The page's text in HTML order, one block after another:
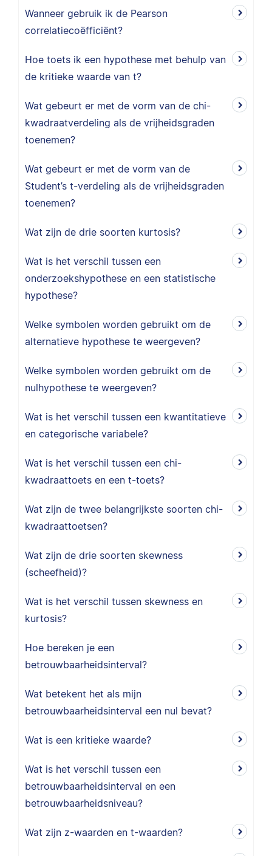
Wanneer gebruik ik de Pearson
correlatiecoëfficiënt?
Hoe toets ik een hypothese met behulp van
de kritieke waarde van t?
Wat gebeurt er met de vorm van de chi-
kwadraatverdeling als de vrijheidsgraden
toenemen?
Wat gebeurt er met de vorm van de
Student’s t-verdeling als de vrijheidsgraden
toenemen?
Wat zijn de drie soorten kurtosis?
Wat is het verschil tussen een
onderzoekshypothese en een statistische
hypothese?
Welke symbolen worden gebruikt om de
alternatieve hypothese te weergeven?
Welke symbolen worden gebruikt om de
nulhypothese te weergeven?
Wat is het verschil tussen een kwantitatieve
en categorische variabele?
Wat is het verschil tussen een chi-
kwadraattoets en een t-toets?
Wat zijn de twee belangrijkste soorten chi-
kwadraattoetsen?
Wat zijn de drie soorten skewness
(scheefheid)?
Wat is het verschil tussen skewness en
kurtosis?
Hoe bereken je een
betrouwbaarheidsinterval?
Wat betekent het als mijn
betrouwbaarheidsinterval een nul bevat?
Wat is een kritieke waarde?
Wat is het verschil tussen een
betrouwbaarheidsinterval en een
betrouwbaarheidsniveau?
Wat zijn z-waarden en t-waarden?